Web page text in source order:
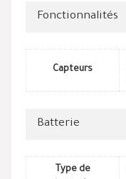
Fonctionnalités
Capteurs
Batterie
Type de